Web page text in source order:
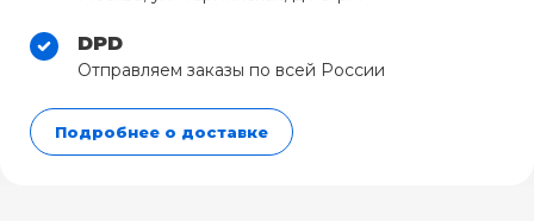
DPD
Отправляем заказы по всей России
Подробнее о доставке